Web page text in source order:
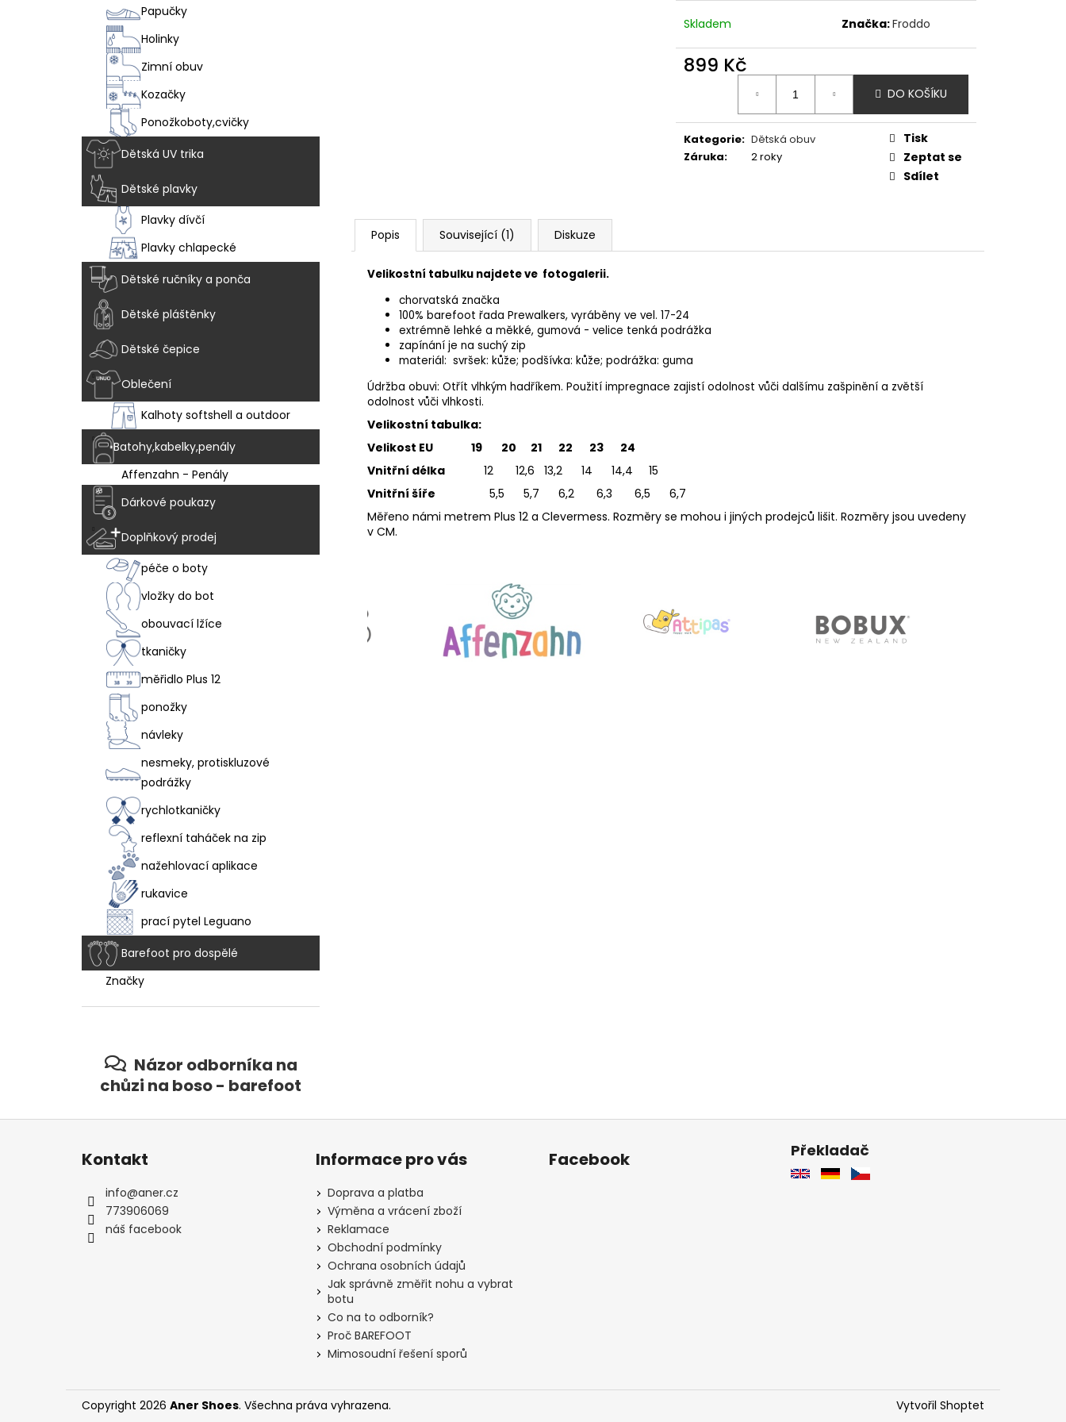
Papučky
Holinky
Zimní obuv
Kozačky
Ponožkoboty,cvičky
Dětská UV trika
Dětské plavky
Plavky dívčí
Plavky chlapecké
Dětské ručníky a ponča
Dětské pláštěnky
Dětské čepice
Oblečení
Kalhoty softshell a outdoor
Batohy,kabelky,penály
Affenzahn - Penály
Dárkové poukazy
Doplňkový prodej
péče o boty
vložky do bot
obouvací lžíce
tkaničky
měřidlo Plus 12
ponožky
návleky
nesmeky, protiskluzové
podrážky
rychlotkaničky
reflexní taháček na zip
nažehlovací aplikace
rukavice
prací pytel Leguano
Barefoot pro dospělé
Značky
Názor odborníka na
chůzi na boso - barefoot
Skladem Značka:Froddo
899 Kč
DO KOŠÍKU
Kategorie: Dětská obuv
Záruka: 2 roky
Tisk
Zeptat se
Sdílet
Popis Související (1) Diskuze
Velikostní tabulku najdete ve fotogalerii.
chorvatská značka
100% barefoot řada Prewalkers, vyráběny ve vel. 17-24
extrémně lehké a měkké, gumová - velice tenká podrážka
zapínání je na suchý zip
materiál: svršek: kůže; podšívka: kůže; podrážka: guma
Údržba obuvi: Otřít vlhkým hadříkem. Použití impregnace zajistí odolnost vůči dalšímu zašpinění a zvětší
odolnost vůči vlhkosti.
Velikostní tabulka:
Velikost EU 19 20 21 22 23 24
Vnitřní délka
12 12,6 13,2 14 14,4 15
Vnitřní šíře 5,5 5,7 6,2 6,3 6,5 6,7
Měřeno námi metrem Plus 12 a Clevermess. Rozměry se mohou i jiných prodejců lišit. Rozměry jsou uvedeny
v CM.
1 915 Kč
Z
Kontakt
info@aner.cz
773906069
náš facebook
Informace pro vás
Doprava a platba
Výměna a vrácení zboží
Reklamace
Obchodní podmínky
Ochrana osobních údajů
Jak správně změřit nohu a vybrat
botu
Co na to odborník?
Proč BAREFOOT
Mimosoudní řešení sporů
Facebook Překladač
Vytvořil Shoptet
Copyright 2026 Aner Shoes. Všechna práva vyhrazena.